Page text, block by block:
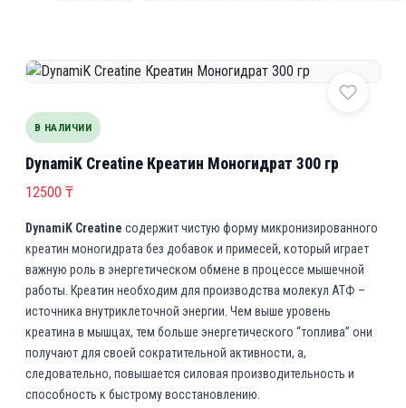
В НАЛИЧИИ
DynamiK Creatine Креатин Моногидрат 300 гр
12500 ₸
DynamiK Creatine содержит чистую форму микронизированного
креатин моногидрата без добавок и примесей, который играет
важную роль в энергетическом обмене в процессе мышечной
работы. Креатин необходим для производства молекул АТФ –
источника внутриклеточной энергии. Чем выше уровень
креатина в мышцах, тем больше энергетического “топлива” они
получают для своей сократительной активности, а,
следовательно, повышается силовая производительность и
способность к быстрому восстановлению.